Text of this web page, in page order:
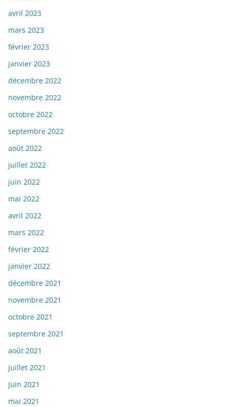
avril 2023
mars 2023
février 2023
janvier 2023
décembre 2022
novembre 2022
octobre 2022
septembre 2022
août 2022
juillet 2022
juin 2022
mai 2022
avril 2022
mars 2022
février 2022
janvier 2022
décembre 2021
novembre 2021
octobre 2021
septembre 2021
août 2021
juillet 2021
juin 2021
mai 2021